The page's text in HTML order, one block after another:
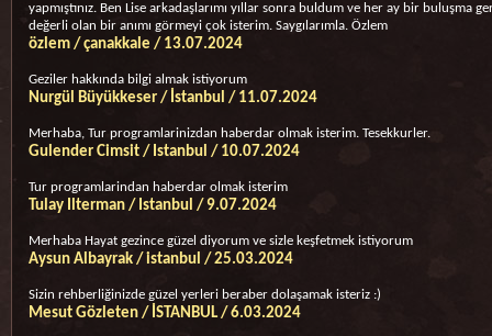
yapmıştınız. Ben Lise arkadaşlarımı yıllar sonra buldum ve her ay bir
değerli olan bir anımı görmeyi çok isterim. Saygılarımla. Özlem
özlem / çanakkale / 13.07.2024
Geziler hakkında bilgi almak istiyorum
Nurgül Büyükkeser / İstanbul / 11.07.2024
Merhaba, Tur programlarinizdan haberdar olmak isterim. Tesekkurler.
Gulender Cimsit / Istanbul / 10.07.2024
Tur programlarindan haberdar olmak isterim
Tulay Ilterman / Istanbul / 9.07.2024
Merhaba Hayat gezince güzel diyorum ve sizle keşfetmek istiyorum
Aysun Albayrak / istanbul / 25.03.2024
Sizin rehberliğinizde güzel yerleri beraber dolaşamak isteriz :)
Mesut Gözleten / İSTANBUL / 6.03.2024